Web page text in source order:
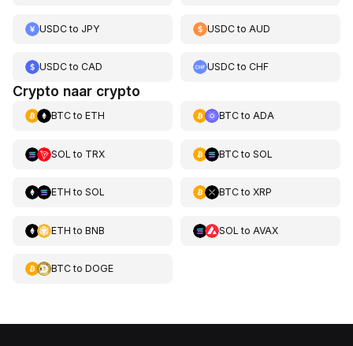
USDCto JPY USDCto AUD
USDCto CAD USDCtoCHF
Crypto naar crypto
BTCto ETH BTCto ADA
SOL to TRX BTCto SOL
ETH to SOL BTCto XRP
ETH to BNB SOL to AVAX
BTCto DOGE